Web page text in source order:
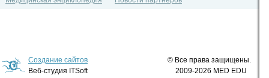
Создание сайтов
Веб-студия ITSoft
© Все права защищены.
2009-2026 MED EDU